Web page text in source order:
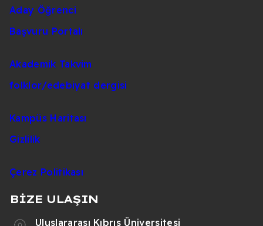
Aday Öğrenci
Başvuru Portalı
Akademik Takvim
folklor/edebiyat dergisi
Kampüs Haritası
Gizlilik
Çerez Politikası
BİZE ULAŞIN
Uluslararası Kıbrıs Üniversitesi